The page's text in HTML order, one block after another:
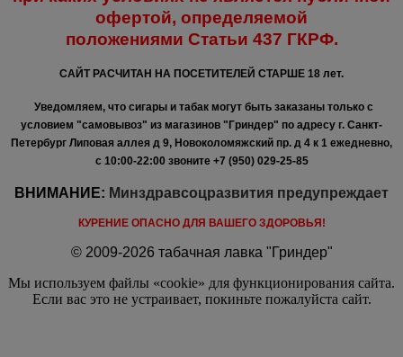
офертой, определяемой
положениями Статьи 437 ГКРФ.
САЙТ РАСЧИТАН НА ПОСЕТИТЕЛЕЙ СТАРШЕ 18 лет.
Уведомляем, что сигары и табак могут быть заказаны только с
условием "самовывоз" из магазинов "Гриндер" по адресу г. Санкт-
Петербург Липовая аллея д 9, Новоколомяжский пр. д 4 к 1 ежедневно,
с 10:00-22:00 звоните +7 (950) 029-25-85
ВНИМАНИЕ: Минздравсоцразвития предупреждает
КУРЕНИЕ ОПАСНО ДЛЯ ВАШЕГО ЗДОРОВЬЯ!
© 2009-2026 табачная лавка "Гриндер"
Мы используем файлы «cookie» для функционирования сайта.
Если вас это не устраивает, покиньте пожалуйста сайт.